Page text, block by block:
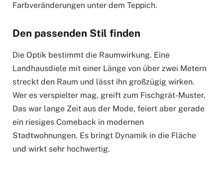
Farbveränderungen unter dem Teppich.
Den passenden Stil finden
Die Optik bestimmt die Raumwirkung. Eine
Landhausdiele mit einer Länge von über zwei Metern
streckt den Raum und lässt ihn großzügig wirken.
Wer es verspielter mag, greift zum Fischgrät-Muster.
Das war lange Zeit aus der Mode, feiert aber gerade
ein riesiges Comeback in modernen
Stadtwohnungen. Es bringt Dynamik in die Fläche
und wirkt sehr hochwertig.